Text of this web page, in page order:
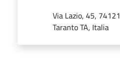
Via Lazio, 45, 74121
Taranto TA, Italia